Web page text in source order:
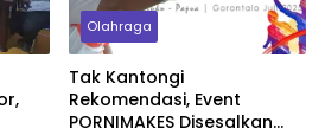
Olahraga
Tak Kantongi
Rekomendasi, Event
PORNIMAKES Disesalkan